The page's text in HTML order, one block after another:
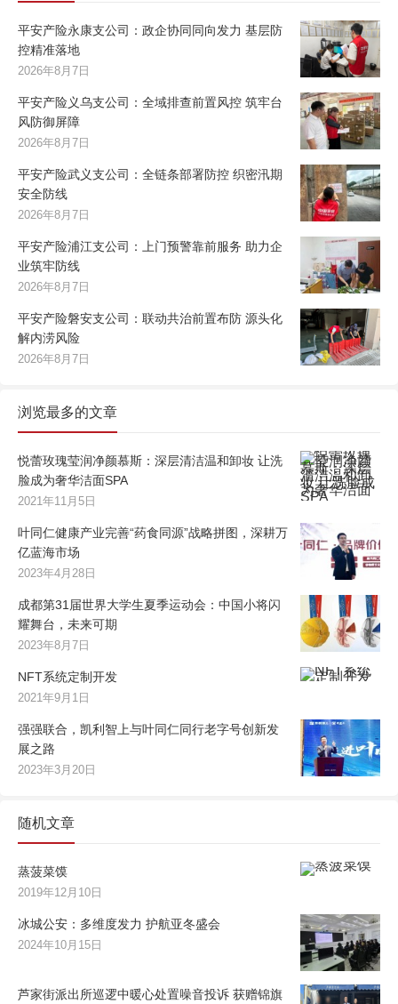
平安产险永康支公司：政企协同同向发力 基层防
控精准落地
2026年8月7日
平安产险义乌支公司：全域排查前置风控 筑牢台
风防御屏障
2026年8月7日
平安产险武义支公司：全链条部署防控 织密汛期
安全防线
2026年8月7日
平安产险浦江支公司：上门预警靠前服务 助力企
业筑牢防线
2026年8月7日
平安产险磐安支公司：联动共治前置布防 源头化
解内涝风险
2026年8月7日
浏览最多的文章
悦蕾玫瑰莹润净颜慕斯：深层清洁温和卸妆 让洗
脸成为奢华洁面SPA
2021年11月5日
叶同仁健康产业完善“药食同源”战略拼图，深耕万
亿蓝海市场
2023年4月28日
成都第31届世界大学生夏季运动会：中国小将闪
耀舞台，未来可期
2023年8月7日
NFT系统定制开发
2021年9月1日
强强联合，凯利智上与叶同仁同行老字号创新发
展之路
2023年3月20日
随机文章
蒸菠菜馍
2019年12月10日
冰城公安：多维度发力 护航亚冬盛会
2024年10月15日
芦家街派出所巡逻中暖心处置噪音投诉 获赠锦旗